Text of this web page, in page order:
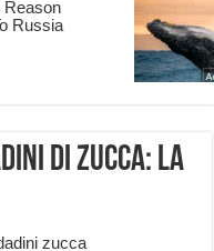
di zucca: la